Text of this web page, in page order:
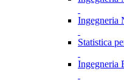
Ingegneria
Statistica
Ingegneria